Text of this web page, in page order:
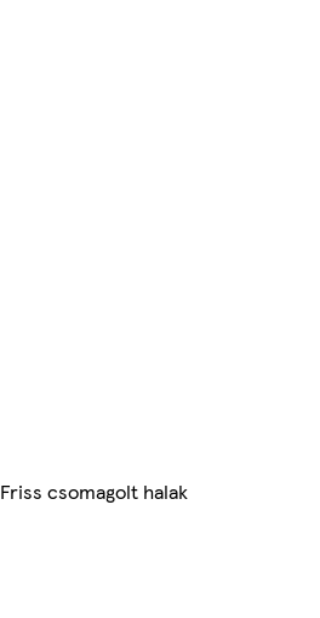
Friss csomagolt halak